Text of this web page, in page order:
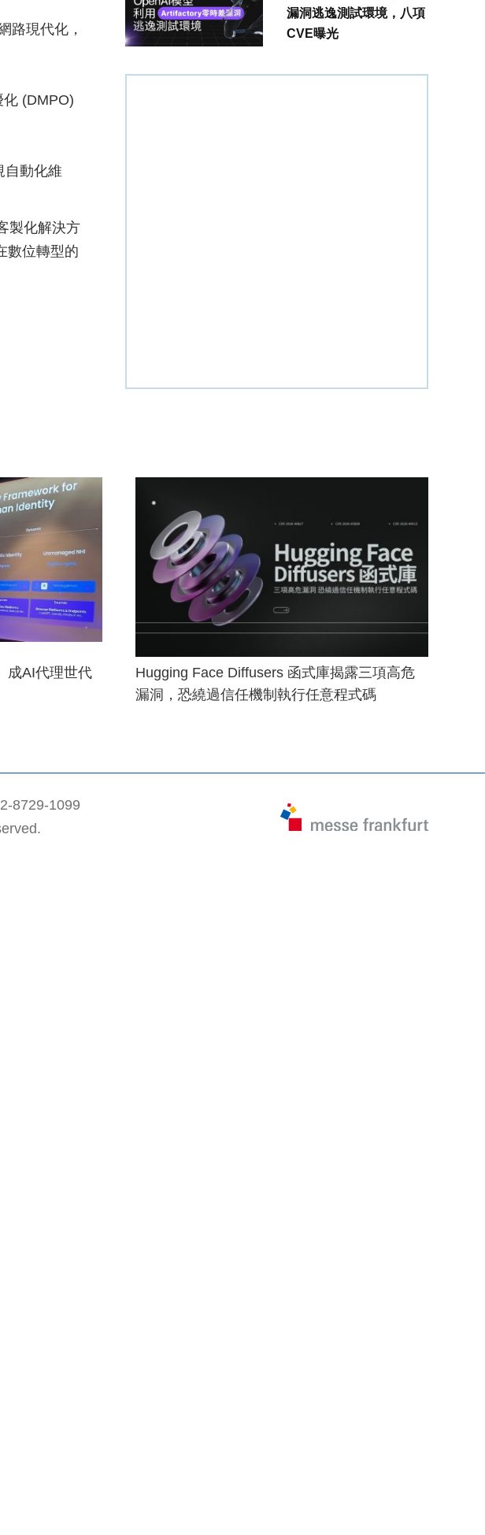
路現代化，
化 (DMPO)
自動化維
製化解決方
數位轉型的
漏洞逃逸測試環境，八項
CVE曝光
成AI代理世代
Hugging Face Diffusers 函式庫揭露三項高危
漏洞，恐繞過信任機制執行任意程式碼
8729-1099